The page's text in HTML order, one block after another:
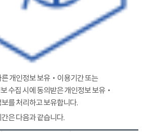
개인정보 보유‧이용기간 또는
수집 시에 동의받은 개인정보 보유‧
를 처리하고 보유합니다.
은 다음과 같습니다.